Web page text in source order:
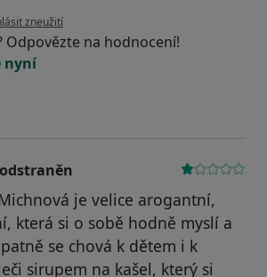
názoru uživatele Váš účet byl odstraněn
zneužití
Odpovězte na hodnocení!
nyní
je velice arogantní,
která si o sobě hodně myslí a
se chová k dětem i k
sirupem na kašel, který si